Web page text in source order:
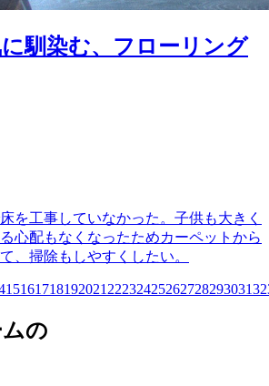
馴染む、フローリング
を工事していなかった。子供も大きく
心配もなくなったためカーペットから
、掃除もしやすくしたい。
15161718192021 2223242526272829303132
の